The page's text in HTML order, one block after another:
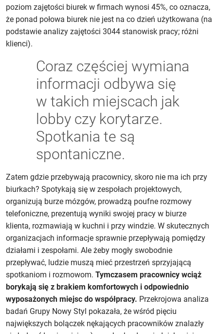
poziom zajętości biurek w firmach wynosi 45%, co oznacza,
że ponad połowa biurek nie jest na co dzień użytkowana (na
podstawie analizy zajętości 3044 stanowisk pracy; różni
klienci).
Coraz częściej wymiana
informacji odbywa się
w takich miejscach jak
lobby czy korytarze.
Spotkania te są
spontaniczne.
Zatem gdzie przebywają pracownicy, skoro nie ma ich przy
biurkach? Spotykają się w zespołach projektowych,
organizują burze mózgów, prowadzą poufne rozmowy
telefoniczne, prezentują wyniki swojej pracy w biurze
klienta, rozmawiają w kuchni i przy windzie. W skutecznych
organizacjach informacje sprawnie przepływają pomiędzy
działami i zespołami. Ale żeby mogły swobodnie
przepływać, ludzie muszą mieć przestrzeń sprzyjającą
spotkaniom i rozmowom. Tymczasem pracownicy wciąż
borykają się z brakiem komfortowych i odpowiednio
wyposażonych miejsc do współpracy. Przekrojowa analiza
badań Grupy Nowy Styl pokazała, że wśród pięciu
największych bolączek nękających pracowników znalazły